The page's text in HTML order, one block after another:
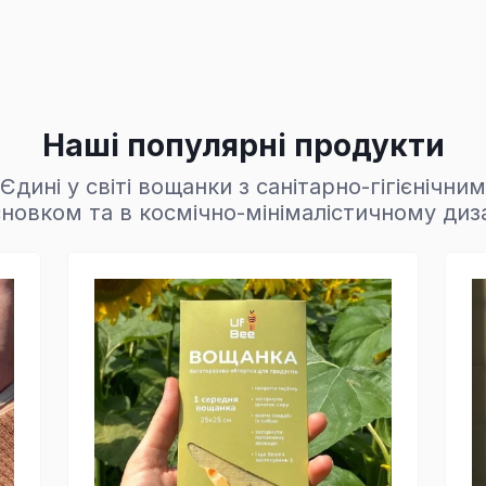
Наші популярні продукти
Єдині у світі вощанки з санітарно-гігієнічним
та в космічно-мінімалістичному